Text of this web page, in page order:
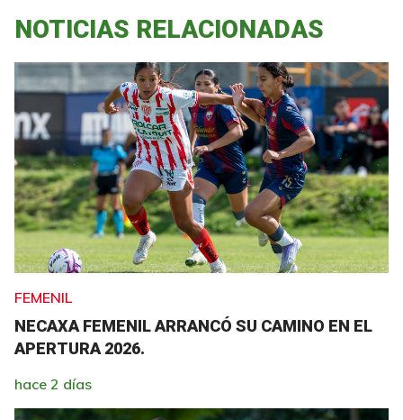
NOTICIAS RELACIONADAS
FEMENIL
NECAXA FEMENIL ARRANCÓ SU CAMINO EN EL
APERTURA 2026.
hace 2 días